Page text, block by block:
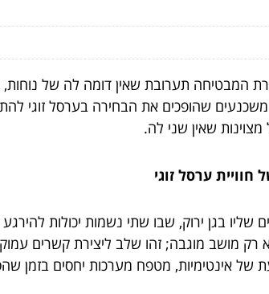
המבטיחה תערובת שאין דומה לה של
משכנעים שהופכים את הבחירה בערסל זוגי
שאין שני לה.
ערסל זוגי
שליו בגן ירוק, שבו שתי נשמות יכולות
רק מושב מוגבה; זהו שלב ליצירת קשרים
של אינטימיות, מטפח מערכות יחסים בזמן